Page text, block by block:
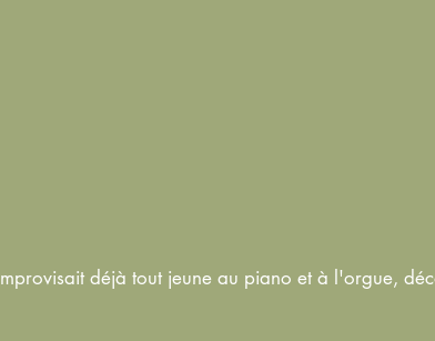
déjà tout jeune au piano et à l'orgue,